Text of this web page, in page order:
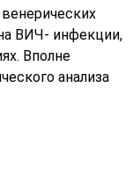
ВИЧ- инфекции,
Вполне
анализа